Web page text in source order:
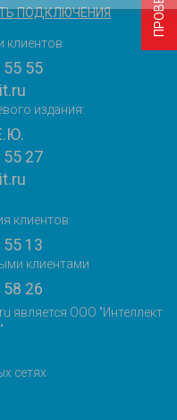
ПОДКЛЮЧЕНИЯ
клиентов
55 55
издания:
55 27
клиентов
13
клиентами
26
является ООО "Интеллект
сетях